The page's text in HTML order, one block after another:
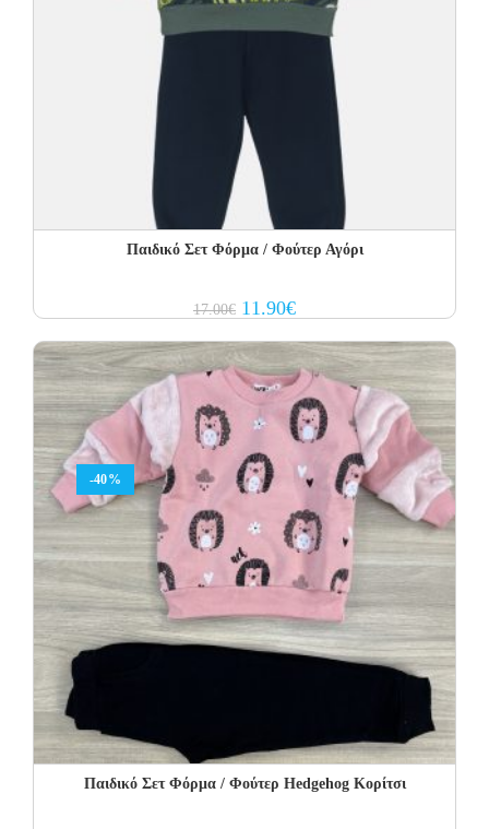
Παιδικό Σετ Φόρμα / Φούτερ Αγόρι
17.00€ Original
price
17.00€.
11.90€Current
price
11.90€.
-40%
Παιδικό Σετ Φόρμα / Φούτερ Hedgehog Κορίτσι